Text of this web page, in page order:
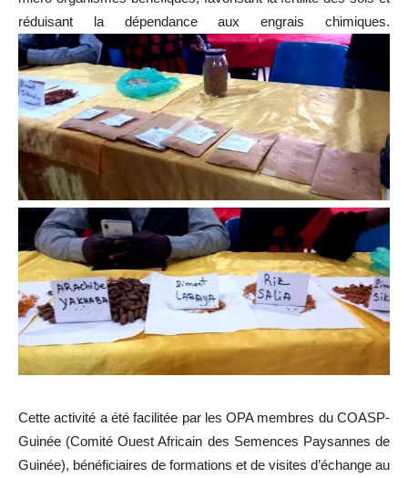
réduisant la dépendance aux engrais chimiques.
Cette activité a été facilitée par les OPA membres du COASP-
Guinée (Comité Ouest Africain des Semences Paysannes de
Guinée), bénéficiaires de formations et de visites d’échange au